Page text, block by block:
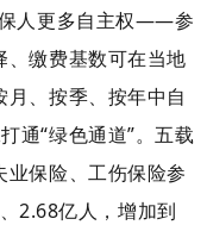
保人更多自主权——参
、缴费基数可在当地
、按季、按年中自
通“绿色通道”。五载
保险、工伤保险参
2.68亿人，增加到